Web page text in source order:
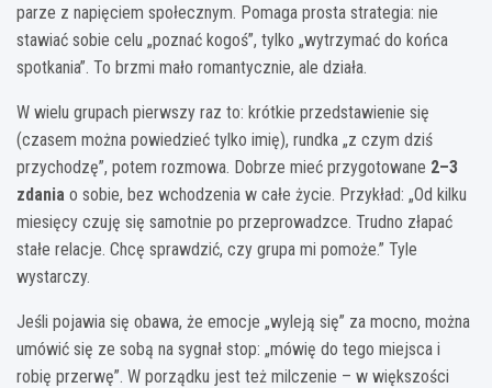
parze z napięciem społecznym. Pomaga prosta strategia: nie
stawiać sobie celu „poznać kogoś”, tylko „wytrzymać do końca
spotkania”. To brzmi mało romantycznie, ale działa.
W wielu grupach pierwszy raz to: krótkie przedstawienie się
(czasem można powiedzieć tylko imię), rundka „z czym dziś
przychodzę”, potem rozmowa. Dobrze mieć przygotowane 2–3
zdania o sobie, bez wchodzenia w całe życie. Przykład: „Od kilku
miesięcy czuję się samotnie po przeprowadzce. Trudno złapać
stałe relacje. Chcę sprawdzić, czy grupa mi pomoże.” Tyle
wystarczy.
Jeśli pojawia się obawa, że emocje „wyleją się” za mocno, można
umówić się ze sobą na sygnał stop: „mówię do tego miejsca i
robię przerwę”. W porządku jest też milczenie – w większości